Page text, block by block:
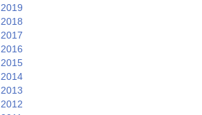
2019
2018
2017
2016
2015
2014
2013
2012